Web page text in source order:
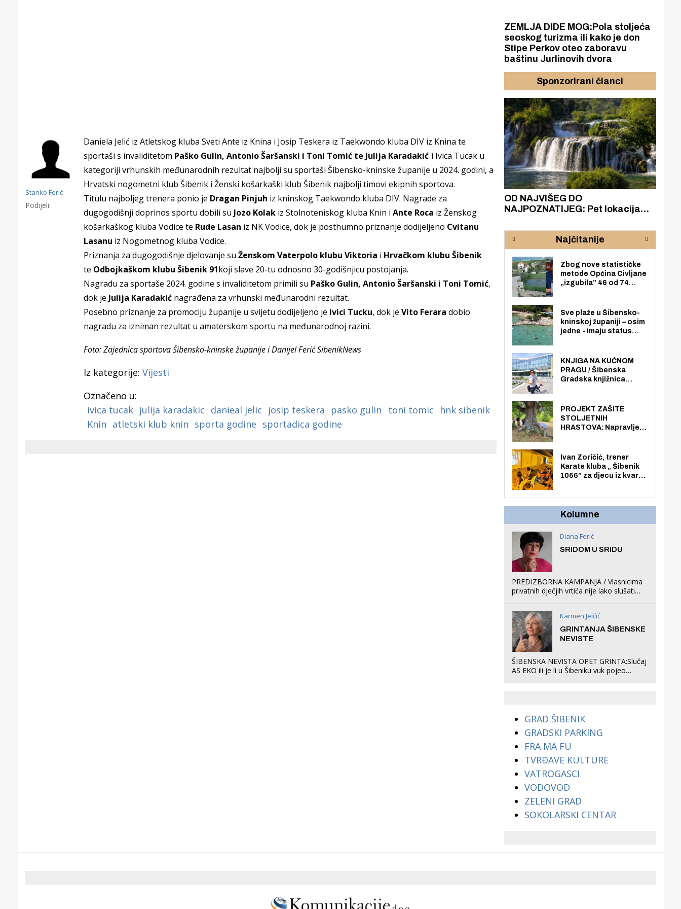
Stanko Ferić
Podijeli:
Daniela Jelić iz Atletskog kluba Sveti Ante iz Knina i Josip Teskera iz Taekwondo kluba DIV iz Knina te
sportaši s invaliditetom Paško Gulin, Antonio Šaršanski i Toni Tomić te Julija Karadakić i Ivica Tucak u
kategoriji vrhunskih međunarodnih rezultat najbolji su sportaši Šibensko-kninske županije u 2024. godini, a
Hrvatski nogometni klub Šibenik i Ženski košarkaški klub Šibenik najbolji timovi ekipnih sportova.
Titulu najboljeg trenera ponio je Dragan Pinjuh iz kninskog Taekwondo kluba DIV. Nagrade za
dugogodišnji doprinos sportu dobili su Jozo Kolakiz Stolnoteniskog kluba Knin i Ante Roca iz Ženskog
košarkaškog kluba Vodice te Rude Lasan iz NK Vodice, dok je posthumno priznanje dodijeljeno Cvitanu
Lasanu iz Nogometnog kluba Vodice.
Priznanja za dugogodišnje djelovanje su Ženskom Vaterpolo klubu Viktoria i Hrvačkom klubu Šibenik
te Odbojkaškom klubu Šibenik 91koji slave 20-tu odnosno 30-godišnjicu postojanja.
Nagradu za sportaše 2024. godine s invaliditetom primili su Paško Gulin, Antonio Šaršanski i Toni Tomić,
dok je Julija Karadakićnagrađena za vrhunski međunarodni rezultat.
Posebno priznanje za promociju županije u svijetu dodijeljeno je Ivici Tucku, dok je Vito Ferara dobio
nagradu za izniman rezultat u amaterskom sportu na međunarodnoj razini.
Foto: Zajednica sportova Šibensko-kninske županije i Danijel Ferić SibenikNews
Iz kategorije: Vijesti
Označeno u:
ivica tucak julija karadakic danieal jelic josip teskera pasko gulin toni tomic
hnk sibenik
Knin atletski klub knin sporta godine sportadica godine
ZEMLJA DIDE MOG:Pola stoljeća
seoskog turizma ili kako je don
Stipe Perkov oteo zaboravu
baštinu Jurlinovih dvora
Sponzorirani članci
Gornji tok Krke iz prve ruke -
Otkrijte hostel Titius u
edukativnom kampusu NP Krka u
Puljanima
Šibenik spreman za dolazak
električnih autobusa: izgrađeno
OD NAJVIŠEG DO
NAJPOZNATIJEG: Pet lokacija
rijeke Krke
Najčitanije
Zbog nove statističke
metode Općina Civljane
„izgubila” 46 od 74
nego radno sposobnih
osoba među svojih 170
stanovnika.
Sve plaže u Šibensko-
kninskoj županiji – osim
jedne - imaju status
općoj upotrebi. Pristup
je slobodan i besplatan
za sve građane i
KNJIGA NA KUĆNOM
PRAGU / Šibenska
Gradska knjižnica
knjiga na kućnu adresu
električnim biciklom.
PROJEKT ZAŠITE
STOLJETNIH
HRASTOVA: Napravljen
Zmajevac
Ivan Zoričić, trener
Karate kluba „ Šibenik
1066” za djecu iz kvarta
organizirao dječje
Kolumne
Diana Ferić
SRIDOM U SRIDU
PREDIZBORNA KAMPANJA / Vlasnicima
privatnih dječjih vrtića nije lako slušati
što oni rade u Šibeniku ne postoji
Karmen Jelčić
GRINTANJA ŠIBENSKE
NEVISTE
ŠIBENSKA NEVISTA OPET GRINTA:Slučaj
AS EKO ili je li u Šibeniku vuk pojeo
GRAD ŠIBENIK
GRADSKI PARKING
FRA MA FU
TVRĐAVE KULTURE
VATROGASCI
VODOVOD
ZELENI GRAD
SOKOLARSKI CENTAR